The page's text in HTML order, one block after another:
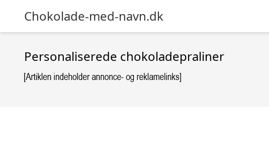
Chokolade-med-navn.dk
Personaliserede chokoladepraliner